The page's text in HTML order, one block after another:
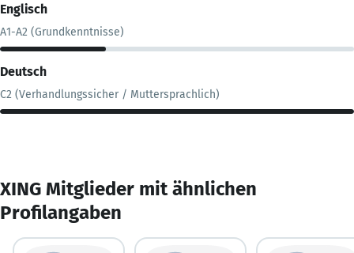
Englisch
A1-A2 (Grundkenntnisse)
Deutsch
C2 (Verhandlungssicher / Muttersprachlich)
XING Mitglieder mit ähnlichen
Profilangaben